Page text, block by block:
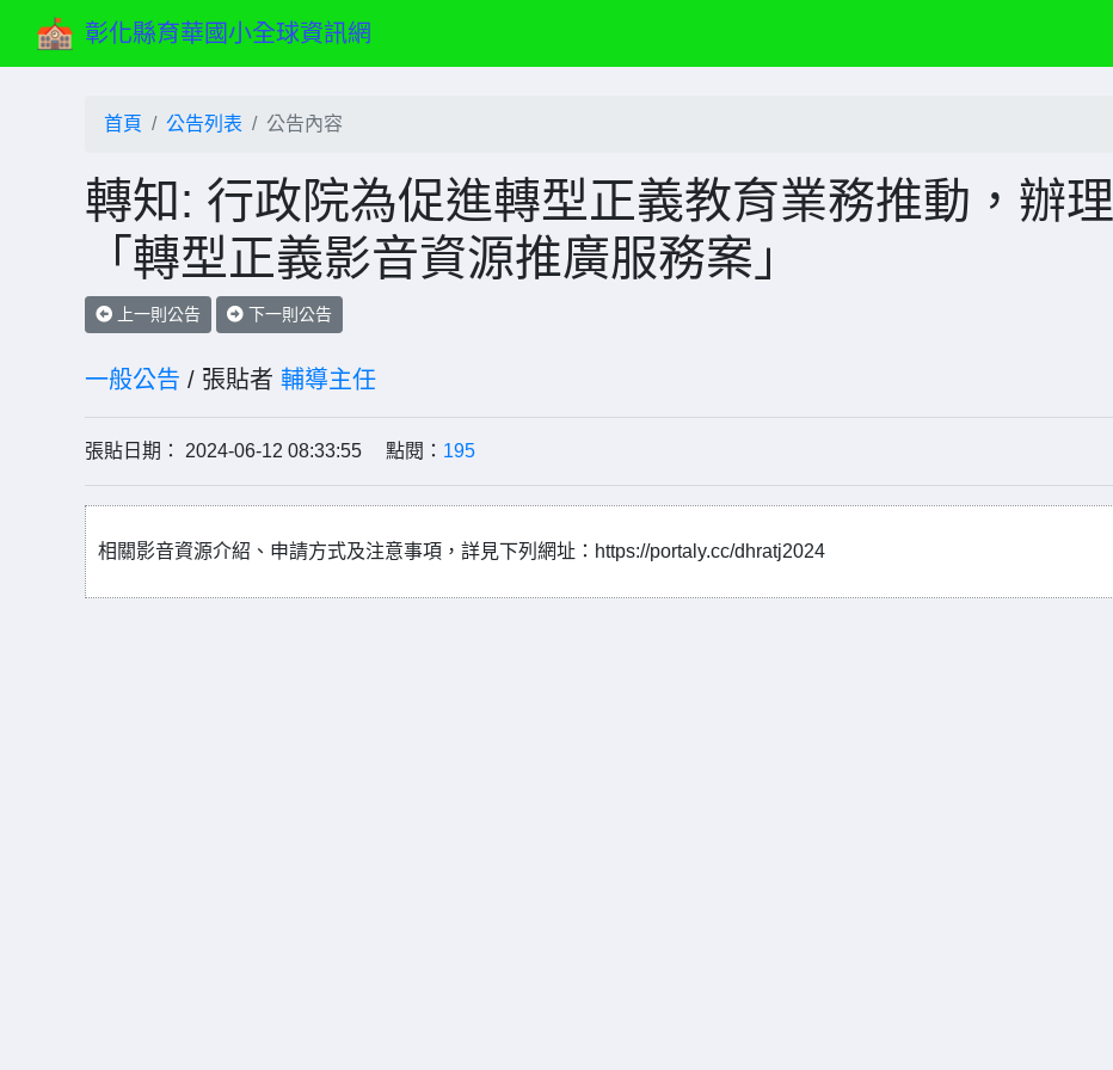
彰化縣育華國小全球資訊網
首頁 公告列表 公告內容
轉知: 行政院為促進轉型正義教育業務推動，辦理
「轉型正義影音資源推廣服務案」
上一則公告 下一則公告
一般公告 / 張貼者 輔導主任
張貼日期： 2024-06-12 08:33:55 點閱： 195
相關影音資源介紹、申請方式及注意事項，詳見下列網址：https://portaly.cc/dhratj2024